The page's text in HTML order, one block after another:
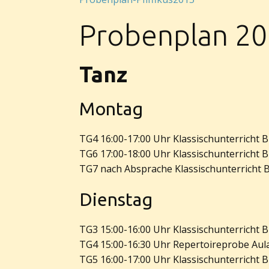
Probenplan
Tanz
Montag
TG4 16:00-17:00 Uhr Klassischunterricht
TG6 17:00-18:00 Uhr Klassischunterricht
TG7 nach Absprache Klassischunterricht
Dienstag
TG3 15:00-16:00 Uhr Klassischunterricht
TG4 15:00-16:30 Uhr Repertoireprobe
TG5 16:00-17:00 Uhr Klassischunterricht